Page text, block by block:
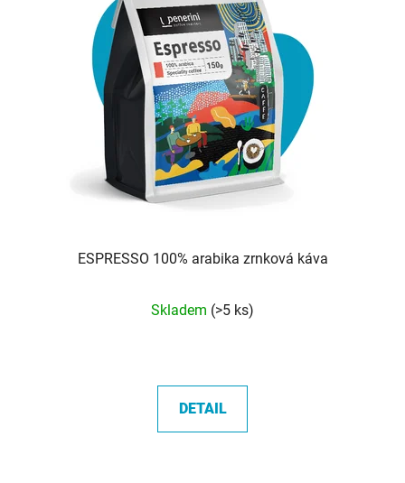
ESPRESSO 100% arabika zrnková káva
hodnocení
5,0
z
Skladem (>5 ks)
DETAIL